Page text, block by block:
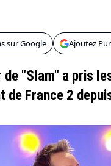
sur Google Ajoutez
de "Slam" a pris
de France 2